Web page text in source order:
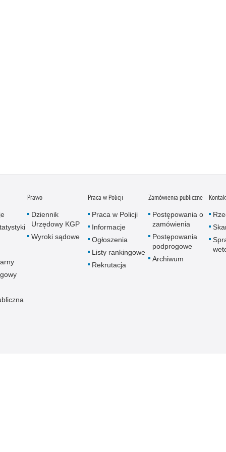
Prawo
Dziennik
Urzędowy KGP
Wyroki sądowe
Praca w Policji
Praca w Policji
Informacje
Ogłoszenia
Listy rankingowe
Rekrutacja
Zamówienia publiczne
Postępowania o
zamówienia
Postępowania
podprogowe
Archiwum